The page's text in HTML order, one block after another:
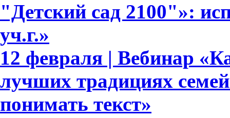
"Детский сад 2100"»:
уч.г.»
12 февраля | Вебинар
лучших традициях
понимать текст»